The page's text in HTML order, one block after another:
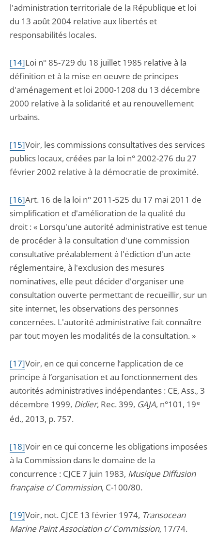
l'administration territoriale de la République et loi
du 13 août 2004 relative aux libertés et
responsabilités locales.
[14]Loi n° 85-729 du 18 juillet 1985 relative à la
définition et à la mise en oeuvre de principes
d'aménagement et loi 2000-1208 du 13 décembre
2000 relative à la solidarité et au renouvellement
urbains.
[15]Voir, les commissions consultatives des services
publics locaux, créées par la loi n° 2002-276 du 27
février 2002 relative à la démocratie de proximité.
[16]Art. 16 de la loi n° 2011-525 du 17 mai 2011 de
simplification et d'amélioration de la qualité du
droit : « Lorsqu'une autorité administrative est tenue
de procéder à la consultation d'une commission
consultative préalablement à l'édiction d'un acte
réglementaire, à l'exclusion des mesures
nominatives, elle peut décider d'organiser une
consultation ouverte permettant de recueillir, sur un
site internet, les observations des personnes
concernées. L'autorité administrative fait connaître
par tout moyen les modalités de la consultation. »
[17]Voir, en ce qui concerne l’application de ce
principe à l’organisation et au fonctionnement des
autorités administratives indépendantes : CE, Ass., 3
décembre 1999, Didier, Rec. 399, GAJA, n°101, 19e
éd., 2013, p. 757.
[18]Voir en ce qui concerne les obligations imposées
à la Commission dans le domaine de la
concurrence : CJCE 7 juin 1983, Musique Diffusion
française c/ Commission, C-100/80.
[19]Voir, not. CJCE 13 février 1974, Transocean
Marine Paint Association c/ Commission, 17/74.